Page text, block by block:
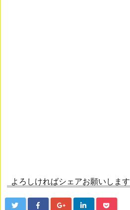
よろしければシェアお願いします